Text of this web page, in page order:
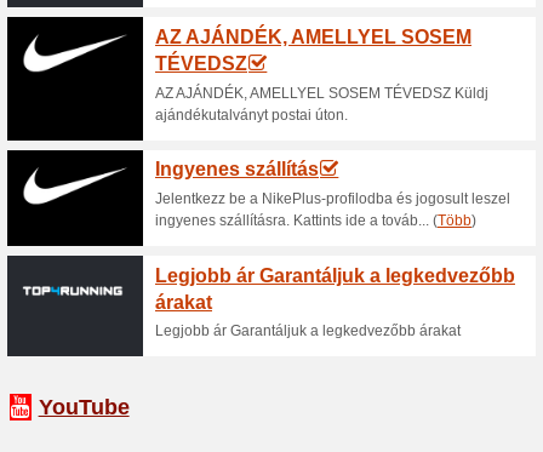
Akció - kedvezmény
Gymbeam.hu olda
100% működött Akcio
A Gymbeam.hu weboldalán
kiválasztott termékekre.
Akció - kedvezmény